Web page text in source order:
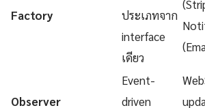
Factory
ประเภทจาก
interface
เดียว
Observer
Event-
driven